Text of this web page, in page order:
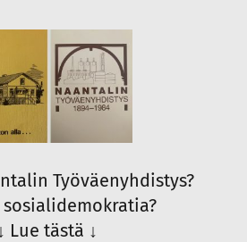
Työväenyhdistys?
Lue tästä ↓